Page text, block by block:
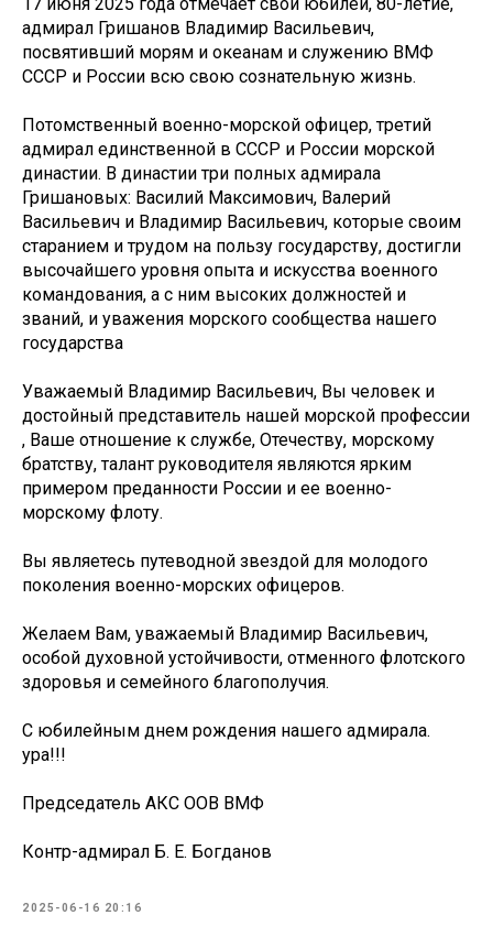
адмирал Гришанов Владимир Васильевич,
посвятивший морям и океанам и служению ВМФ
СССР и России всю свою сознательную жизнь.
Потомственный военно-морской офицер, третий
адмирал единственной в СССР и России морской
династии. В династии три полных адмирала
Гришановых: Василий Максимович, Валерий
Васильевич и Владимир Васильевич, которые своим
старанием и трудом на пользу государству, достигли
высочайшего уровня опыта и искусства военного
командования, а с ним высоких должностей и
званий, и уважения морского сообщества нашего
государства
Уважаемый Владимир Васильевич, Вы человек и
достойный представитель нашей морской профессии
, Ваше отношение к службе, Отечеству, морскому
братству, талант руководителя являются ярким
примером преданности России и ее военно-
морскому флоту.
Вы являетесь путеводной звездой для молодого
поколения военно-морских офицеров.
Желаем Вам, уважаемый Владимир Васильевич,
особой духовной устойчивости, отменного флотского
здоровья и семейного благополучия.
С юбилейным днем рождения нашего адмирала.
ура!!!
Председатель АКС ООВ ВМФ
Контр-адмирал Б. Е. Богданов
2025-06-16 20:16